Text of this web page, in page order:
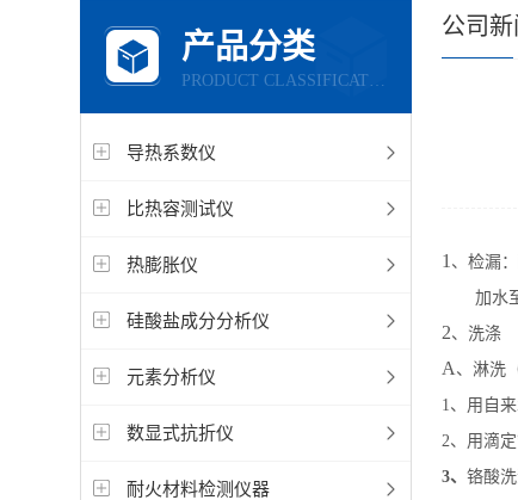
产品分类
PRODUCT CLASSIFICATION
导热系数仪
比热容测试仪
热膨胀仪
硅酸盐成分分析仪
元素分析仪
数显式抗折仪
耐火材料检测仪器
公司新
1 、检漏
加水
2、洗涤
A、淋洗
1、 用自
2、 用滴
3、 铬酸